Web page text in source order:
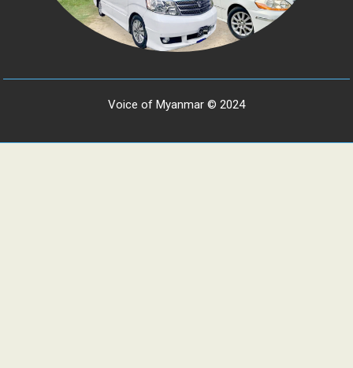
Voice of Myanmar © 2024